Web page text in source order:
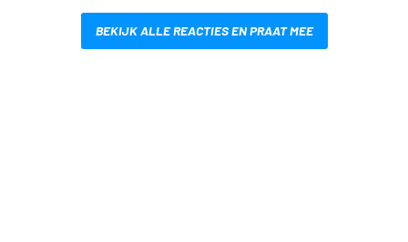
BEKIJK ALLE REACTIES EN PRAAT MEE